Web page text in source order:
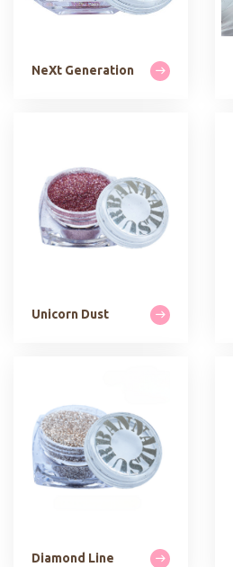
NeXt Generation
Unicorn Dust
Diamond Line